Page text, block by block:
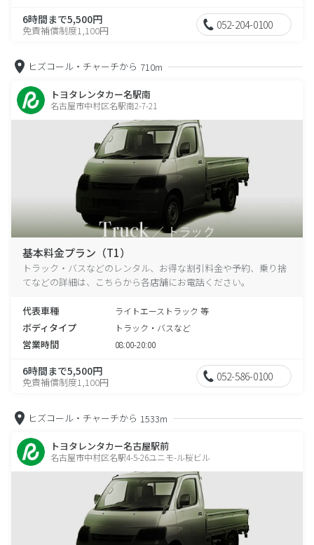
6時間まで5,500円
免責補償制度1,100円 052-204-0100
ヒズコール・チャーチから 710m
トヨタレンタカー名駅南
名古屋市中村区名駅南2-7-21
基本料金プラン（T1）
トラック・バスなどのレンタル、お得な割引料金や予約、乗り捨
てなどの詳細は、こちらから各店舗にお電話ください。
代表車種 ライトエーストラック 等
ボディタイプ トラック・バスなど
営業時間 08:00-20:00
6時間まで5,500円
免責補償制度1,100円 052-586-0100
ヒズコール・チャーチから 1533m
トヨタレンタカー名古屋駅前
名古屋市中村区名駅4-5-26ユニモ-ル桜ビル